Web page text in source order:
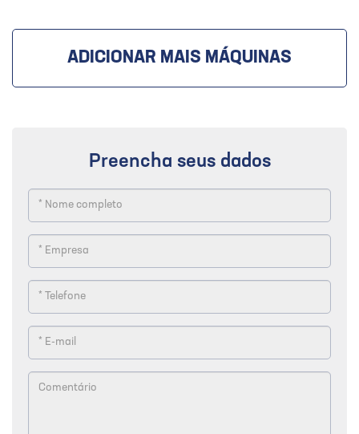
ADICIONAR MAIS MÁQUINAS
Preencha seus dados